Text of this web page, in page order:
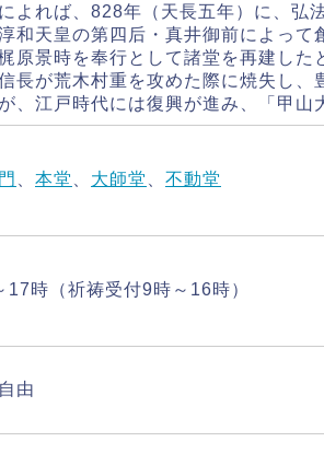
よれば、828年（天長五年）に、弘
和天皇の第四后・真井御前によっ
原景時を奉行として諸堂を再建した
長が荒木村重を攻めた際に焼失し
、江戸時代には復興が進み、「甲山
本堂 大師堂 不動堂
17時（祈祷受付9時～16時）
由